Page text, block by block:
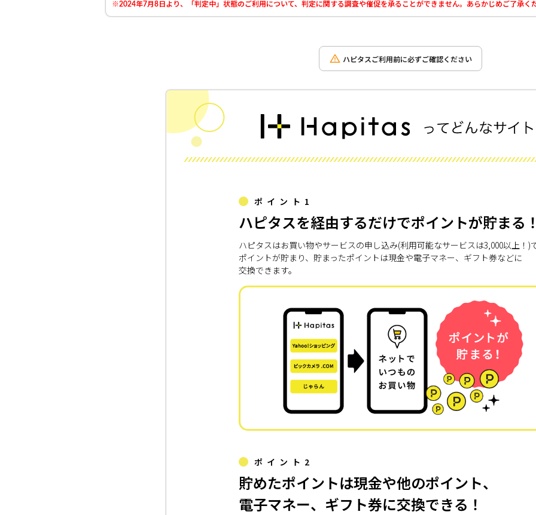
※2024年7月8日より、「判定中」状態のご利用について、判定に関する調査や催促を承ることができません。あらかじめご了承く
ハピタスご利用前に必ずご確認ください
ポイント1
ハピタスを経由するだけでポイントが貯まる
ハピタスはお買い物やサービスの申し込み(利用可能なサービスは3,000以上！)
ポイントが貯まり、貯まったポイントは現金や電子マネー、ギフト券などに
交換できます。
ポイント2
貯めたポイントは現金や他のポイント、
電子マネー、ギフト券に交換できる！